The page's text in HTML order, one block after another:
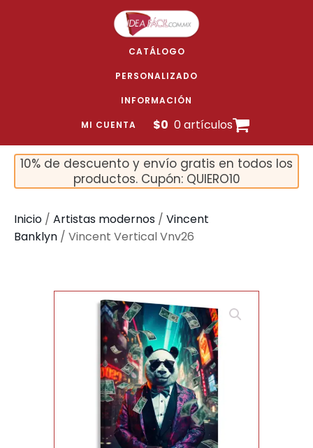
CATÁLOGO
PERSONALIZADO
INFORMACIÓN
MI CUENTA $0 0 artículos
10% de descuento y envío gratis en todos los
productos. Cupón: QUIERO10
Inicio / Artistas modernos / Vincent
Banklyn / Vincent Vertical Vnv26
🔍